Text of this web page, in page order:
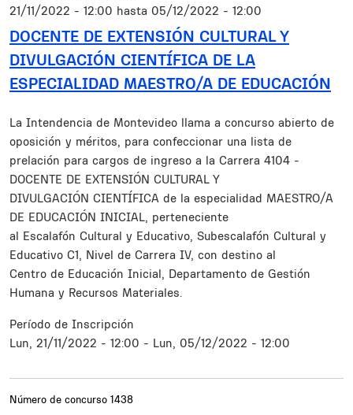
21/11/2022 - 12:00 hasta 05/12/2022 - 12:00
DOCENTE DE EXTENSIÓN CULTURAL Y
DIVULGACIÓN CIENTÍFICA DE LA
ESPECIALIDAD MAESTRO/A DE EDUCACIÓN
Resumen
La Intendencia de Montevideo llama a concurso abierto de
oposición y méritos, para confeccionar una lista de
prelación para cargos de ingreso a la Carrera 4104 -
DOCENTE DE EXTENSIÓN CULTURAL Y
DIVULGACIÓN CIENTÍFICA de la especialidad MAESTRO/A
DE EDUCACIÓN INICIAL, perteneciente
al Escalafón Cultural y Educativo, Subescalafón Cultural y
Educativo C1, Nivel de Carrera IV, con destino al
Centro de Educación Inicial, Departamento de Gestión
Humana y Recursos Materiales.
Período de Inscripción
Lun, 21/11/2022 - 12:00 - Lun, 05/12/2022 - 12:00
Número de concurso 1438